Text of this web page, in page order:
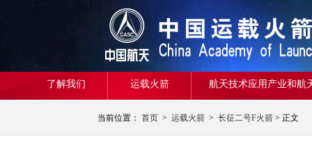
了解我们 运载火箭 航天技术应用产业和航
当前位置： 首页 > 运载火箭 > 长征二号F火箭 > 正文